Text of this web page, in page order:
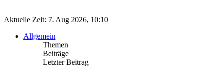
Aktuelle Zeit: 7. Aug 2026, 10:10
Allgemein
Themen
Beiträge
Letzter Beitrag